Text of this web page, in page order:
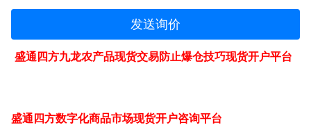
发送询价
盛通四方九龙农产品现货交易防止爆仓技巧现货开户平台
盛通四方数字化商品市场现货开户咨询平台